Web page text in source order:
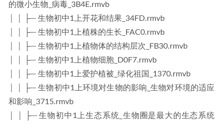
的微小生物_病毒_3B4E.rmvb
│ │ ├─ 生物初中1上开花和结果_34FD.rmvb
│ │ ├─ 生物初中1上植株的生长_FAC0.rmvb
│ │ ├─ 生物初中1上植物体的结构层次_FB30.rmvb
│ │ ├─ 生物初中1上植物细胞_D0F7.rmvb
│ │ ├─ 生物初中1上爱护植被_绿化祖国_1370.rmvb
│ │ ├─ 生物初中1上环境对生物的影响_生物对环境的适应
和影响_3715.rmvb
│ │ ├─ 生物初中1上生态系统_生物圈是最大的生态系统